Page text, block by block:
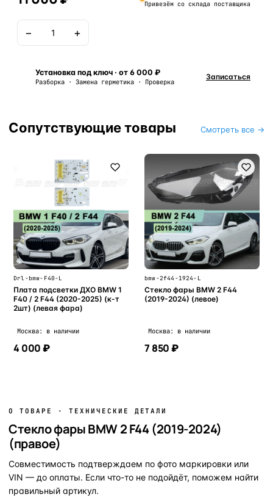
Привезём со склада поставщика
− +
Установка под ключ · от 6 000 ₽
Разборка · Замена герметика · Проверка
Записаться
Сопутствующие товары Смотреть все →
Drl-bmw-F40-L
Плата подсветки ДХО BMW 1
F40 / 2 F44 (2020-2025) (к-т
2шт) (левая фара)
Москва: в наличии
4 000 ₽
bmw-2f44-1924-L
Стекло фары BMW 2 F44
(2019-2024) (левое)
Москва: в наличии
7 850 ₽
О ТОВАРЕ · ТЕХНИЧЕСКИЕ ДЕТАЛИ
Стекло фары BMW 2 F44 (2019-2024)
(правое)
Совместимость подтверждаем по фото маркировки или
VIN — до оплаты. Если что-то не подойдёт, поможем найти
правильный артикул.